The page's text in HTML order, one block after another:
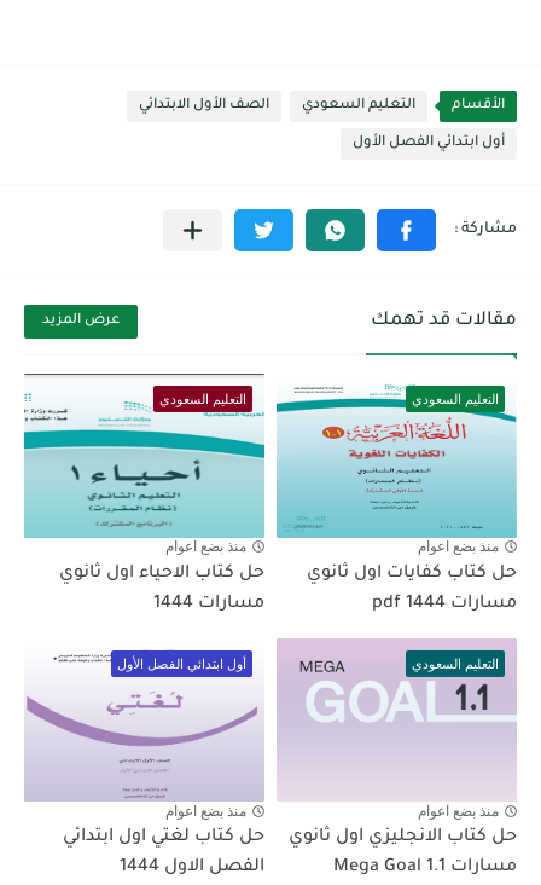
الأقسام التعليم السعودي الصف الأول الابتدائي
أول ابتدائي الفصل الأول
مقالات قد تهمك عرض المزيد
التعليم السعودي
منذ بضع اعوام
حل كتاب كفايات اول ثانوي
مسارات pdf 1444
التعليم السعودي
منذ بضع اعوام
حل كتاب الاحياء اول ثانوي
مسارات 1444
التعليم السعودي
منذ بضع اعوام
حل كتاب الانجليزي اول ثانوي
مسارات Mega Goal 1.1
أول ابتدائي الفصل الأول
منذ بضع اعوام
حل كتاب لغتي اول ابتدائي
الفصل الاول 1444